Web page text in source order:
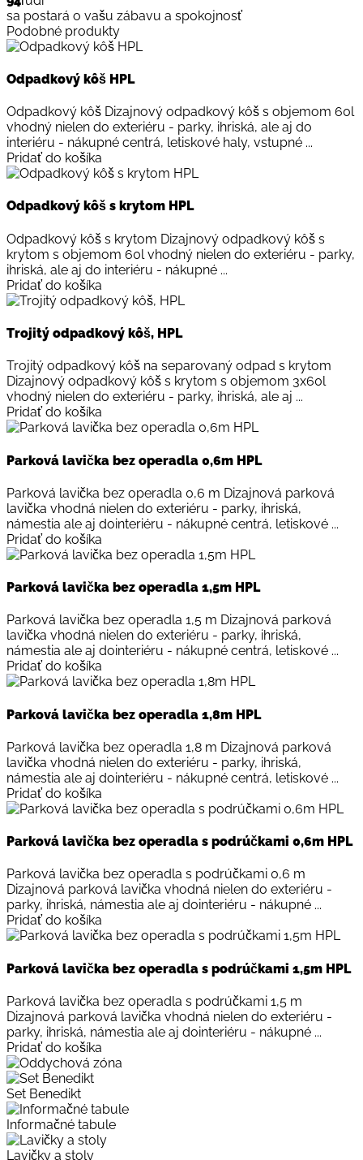
sa postará o vašu zábavu a spokojnosť
Podobné produkty
Odpadkový kôš HPL
Odpadkový kôš Dizajnový odpadkový kôš s objemom 60l
vhodný nielen do exteriéru - parky, ihriská, ale aj do
interiéru - nákupné centrá, letiskové haly, vstupné ...
Pridať do košíka
Odpadkový kôš s krytom HPL
Odpadkový kôš s krytom Dizajnový odpadkový kôš s
krytom s objemom 60l vhodný nielen do exteriéru - parky,
ihriská, ale aj do interiéru - nákupné ...
Pridať do košíka
Trojitý odpadkový kôš, HPL
Trojitý odpadkový kôš na separovaný odpad s krytom
Dizajnový odpadkový kôš s krytom s objemom 3x60l
vhodný nielen do exteriéru - parky, ihriská, ale aj ...
Pridať do košíka
Parková lavička bez operadla 0,6m HPL
Parková lavička bez operadla 0,6 m Dizajnová parková
lavička vhodná nielen do exteriéru - parky, ihriská,
námestia ale aj dointeriéru - nákupné centrá, letiskové ...
Pridať do košíka
Parková lavička bez operadla 1,5m HPL
Parková lavička bez operadla 1,5 m Dizajnová parková
lavička vhodná nielen do exteriéru - parky, ihriská,
námestia ale aj dointeriéru - nákupné centrá, letiskové ...
Pridať do košíka
Parková lavička bez operadla 1,8m HPL
Parková lavička bez operadla 1,8 m Dizajnová parková
lavička vhodná nielen do exteriéru - parky, ihriská,
námestia ale aj dointeriéru - nákupné centrá, letiskové ...
Pridať do košíka
Parková lavička bez operadla s podrúčkami 0,6m HPL
Parková lavička bez operadla s podrúčkami 0,6 m
Dizajnová parková lavička vhodná nielen do exteriéru -
parky, ihriská, námestia ale aj dointeriéru - nákupné ...
Pridať do košíka
Parková lavička bez operadla s podrúčkami 1,5m HPL
Parková lavička bez operadla s podrúčkami 1,5 m
Dizajnová parková lavička vhodná nielen do exteriéru -
parky, ihriská, námestia ale aj dointeriéru - nákupné ...
Pridať do košíka
Set Benedikt
Informačné tabule
Lavičky a stoly